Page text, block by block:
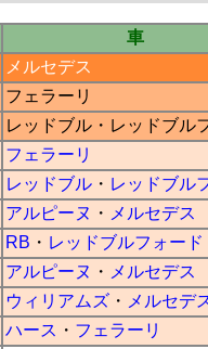
車
メルセデス
フェラーリ
レッドブル ・ レッドブル
フェラーリ
レッドブル ・ レッドブル
アルピーヌ ・ メルセデス
RB ・ レッドブルフォード
アルピーヌ ・ メルセデス
ウィリアムズ ・ メルセデ
ハース ・ フェラーリ